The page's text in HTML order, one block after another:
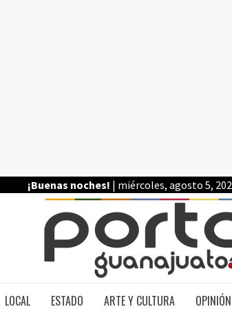
¡Buenas noches! | miércoles, agosto 5,
LOCAL ESTADO ARTE Y CULTURA OPINIÓN